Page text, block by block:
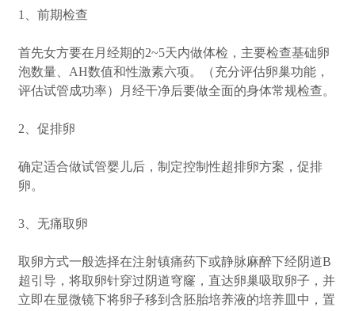
1、前期检查
首先女方要在月经期的2~5天内做体检，主要检查基础卵
泡数量、AH数值和性激素六项。（充分评估卵巢功能，
评估试管成功率）月经干净后要做全面的身体常规检查。
2、促排卵
确定适合做试管婴儿后，制定控制性超排卵方案，促排
卵。
3、无痛取卵
取卵方式一般选择在注射镇痛药下或静脉麻醉下经阴道B
超引导，将取卵针穿过阴道穹窿，直达卵巢吸取卵子，并
立即在显微镜下将卵子移到含胚胎培养液的培养皿中，置